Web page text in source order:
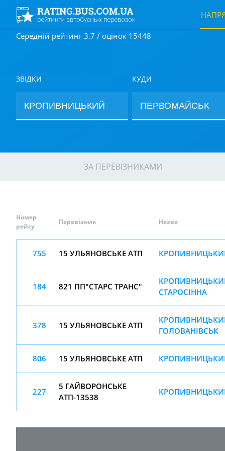
Середній рейтинг 3.7 / оцінок 15448
ЗВІДКИ КУДИ
ЗА ПЕРЕВІЗНИКАМИ
Номер
рейсу
Перевізник Назва
755 15 УЛЬЯНОВСЬКЕ АТП
184 821 ПП"СТАРС ТРАНС"
СТАРОСІННА
378 15 УЛЬЯНОВСЬКЕ АТП
ГОЛОВАНІВСЬК
806 15 УЛЬЯНОВСЬКЕ АТП
227
5 ГАЙВОРОНСЬКЕ
АТП-13538